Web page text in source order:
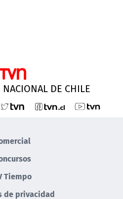
DE CHILE
Tiempo
de privacidad